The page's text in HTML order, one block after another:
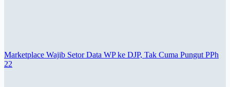
Marketplace Wajib Setor Data WP ke DJP, Tak Cuma Pungut PPh
22